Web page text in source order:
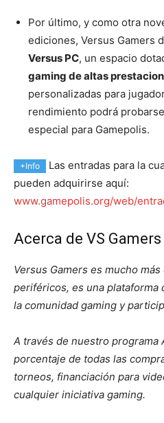
Por último, y como otra
ediciones, Versus Gamers
Versus PC, un espacio
gaming de altas
personalizadas para
rendimiento podrá
especial para Gamepolis.
+Info
Las entradas para la
pueden adquirirse aquí:
www.gamepolis.org/web/
Acerca de VS Gamers
Versus Gamers es mucho
periféricos, es una plataforma
la comunidad gaming y
A través de nuestro programa
porcentaje de todas las
torneos, financiación para
cualquier iniciativa gaming.